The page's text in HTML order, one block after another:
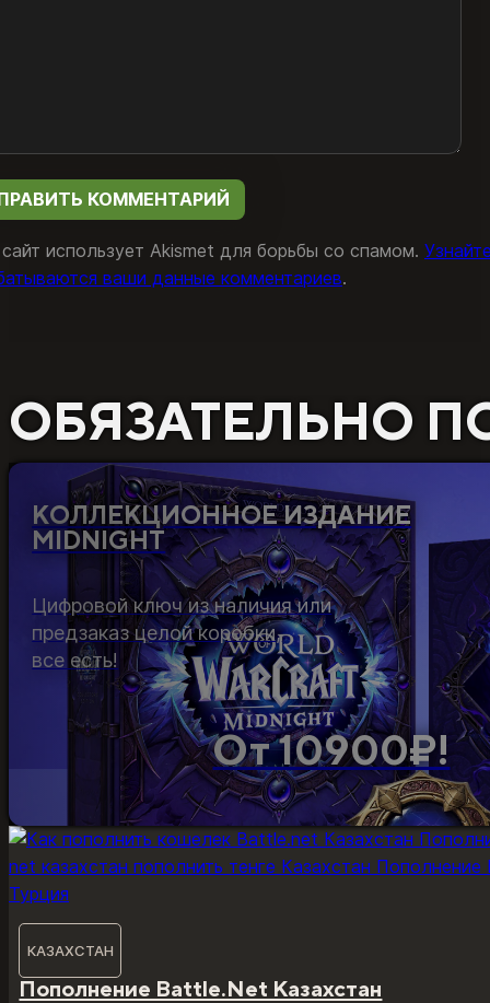
использует Akismet для борьбы со спамом.
ваши данные комментариев.
ОБЯЗАТЕЛЬНО
КОЛЛЕКЦИОННОЕ ИЗДАНИЕ
MIDNIGHT
От 10900₽!
Цифровой ключ из наличия или
предзаказ целой коробки,
все есть!
КАЗАХСТАН
Пополнение Battle.Net Казахстан